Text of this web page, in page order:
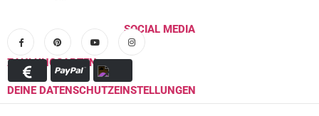
SOCIAL MEDIA
ZAHLUNGSARTEN
DEINE DATENSCHUTZEINSTELLUNGEN